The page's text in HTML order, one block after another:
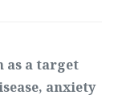
as a target
anxiety